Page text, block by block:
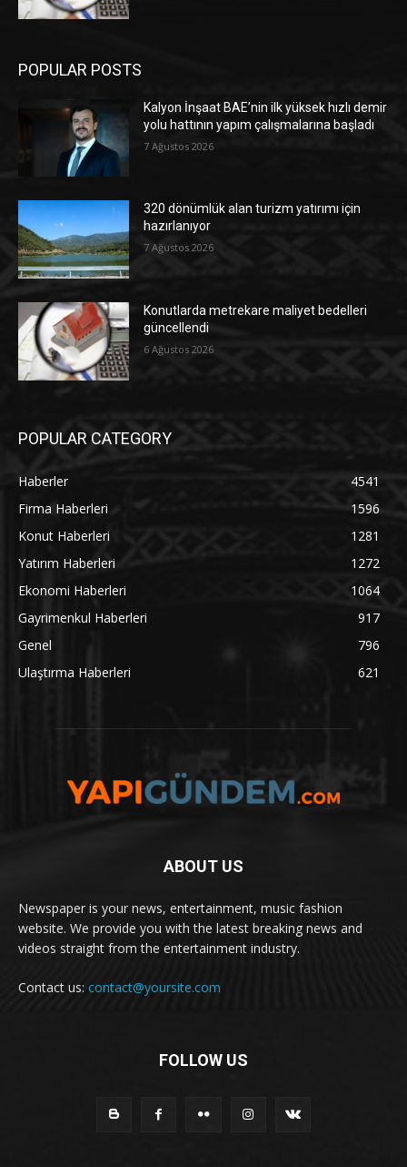
POPULAR POSTS
Kalyon İnşaat BAE’nin ilk yüksek hızlı demir
yolu hattının yapım çalışmalarına başladı
7 Ağustos 2026
320 dönümlük alan turizm yatırımı için
hazırlanıyor
7 Ağustos 2026
Konutlarda metrekare maliyet bedelleri
güncellendi
6 Ağustos 2026
POPULAR CATEGORY
Haberler
4541
Firma Haberleri
1596
Konut Haberleri
1281
Yatırım Haberleri
1272
Ekonomi Haberleri
1064
Gayrimenkul Haberleri
917
Genel
796
Ulaştırma Haberleri
621
ABOUT US
Newspaper is your news, entertainment, music fashion
website. We provide you with the latest breaking news and
videos straight from the entertainment industry.
Contact us: contact@yoursite.com
FOLLOW US